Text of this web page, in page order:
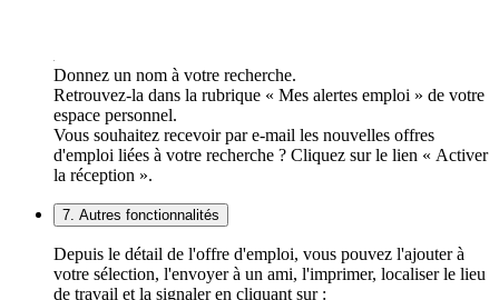
Donnez un nom à votre recherche.
Retrouvez-la dans la rubrique « Mes alertes emploi » de votre
espace personnel.
Vous souhaitez recevoir par e-mail les nouvelles offres
d'emploi liées à votre recherche ? Cliquez sur le lien « Activer
la réception ».
7. Autres fonctionnalités
Depuis le détail de l'offre d'emploi, vous pouvez l'ajouter à
votre sélection, l'envoyer à un ami, l'imprimer, localiser le lieu
de travail et la signaler en cliquant sur :